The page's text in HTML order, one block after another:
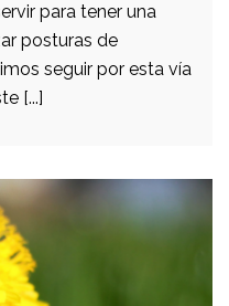
para tener una
posturas de
seguir por esta vía
[...]